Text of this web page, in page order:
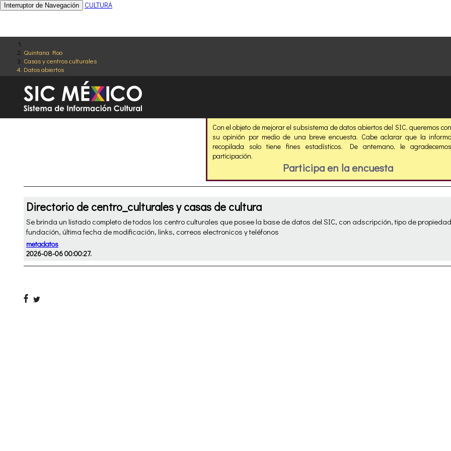
Quintana Roo
Casas y centros culturales
Datos abiertos
Interruptor de Navegación CULTURA
Con el objeto de mejorar el subsistema de datos abiertos del SIC, queremos
su opinión por medio de una breve encuesta. Cabe aclarar que la
recopilada solo tiene fines estadísticos. De antemano, le
participación.
Participa en la encuesta
Directorio de centro_culturales y casas de cultura
Se brinda un listado completo de todos los centro culturales que posee la base de datos del SIC, con adscripción, tipo de
fundación, última fecha de modificación, links, correos electronicos y teléfonos
metadatos
2026-08-06 00:00:27.